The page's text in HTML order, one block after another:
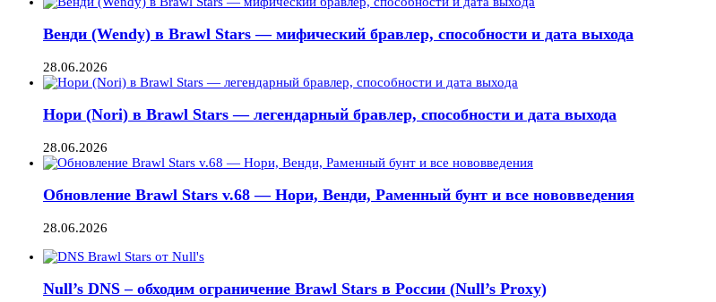
Венди (Wendy) в Brawl Stars — мифический бравлер, способности и дата выхода
28.06.2026
Нори (Nori) в Brawl Stars — легендарный бравлер, способности и дата выхода
28.06.2026
Обновление Brawl Stars v.68 — Нори, Венди, Раменный бунт и все нововведения
28.06.2026
Null’s DNS – обходим ограничение Brawl Stars в России (Null’s Proxy)